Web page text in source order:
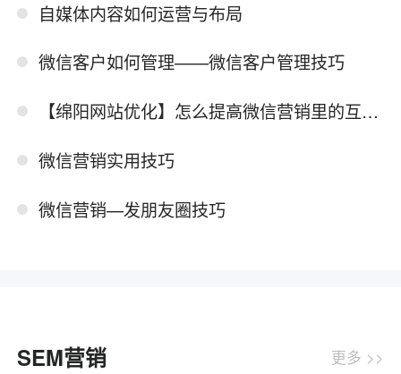
自媒体内容如何运营与布局
微信客户如何管理——微信客户管理技巧
【绵阳网站优化】怎么提高微信营销里的互动率呢？
微信营销实用技巧
微信营销—发朋友圈技巧
SEM营销 更多 >>